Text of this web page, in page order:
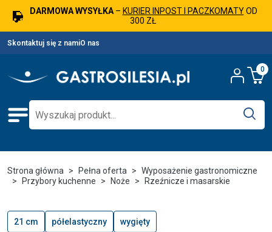
DARMOWA WYSYŁKA– KURIER INPOST I PACZKOMATYOD
300 ZŁ
Skontaktuj się z namiO nas
0
Strona główna Pełna oferta
Wyposażenie gastronomiczne
Przybory kuchenne
Noże Rzeźnicze i masarskie
21 cm półelastyczny wygięty